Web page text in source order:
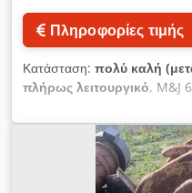
Πληροφορίες τιμής
Κατάσταση: πολύ καλή
πλήρως λειτουργικό, M&J
κατάσταση Οι αντικοπτικοί
επικαλυμμένοι με σκληρό
Άξονες με Σύστημα
χρήση Επικοινωνήστε μαζί
λεπτομέρειες.